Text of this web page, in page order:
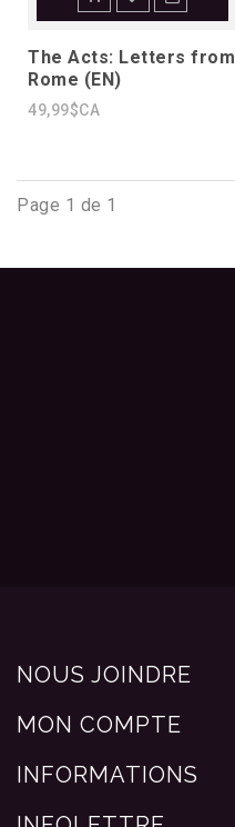
The Acts: Letters from
Rome (EN)
49,99$CA
Page 1 de 1
NOUS JOINDRE
MON COMPTE
INFORMATIONS